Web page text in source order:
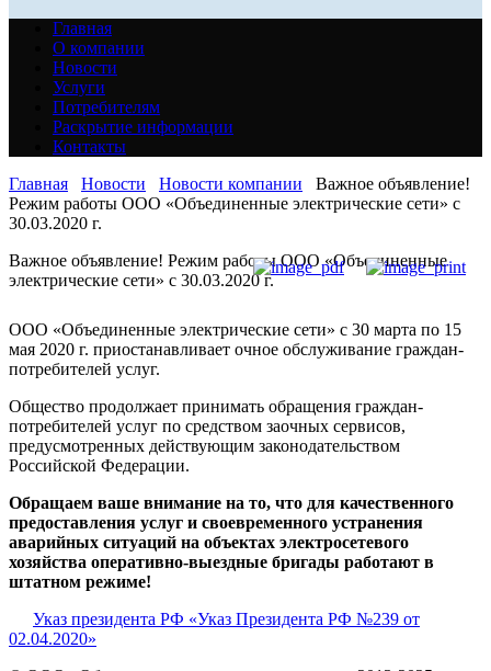
Главная
О компании
Новости
Услуги
Потребителям
Раскрытие информации
Контакты
Главная
Новости Новости компании
Важное объявление!
Режим работы ООО «Объединенные электрические сети» с
30.03.2020 г.
Важное объявление! Режим работы ООО «Объединенные
электрические сети» с 30.03.2020 г.
ООО «Объединенные электрические сети» с 30 марта по 15
мая 2020 г. приостанавливает очное обслуживание граждан-
потребителей услуг.
Общество продолжает принимать обращения граждан-
потребителей услуг по средством заочных сервисов,
предусмотренных действующим законодательством
Российской Федерации.
Обращаем ваше внимание на то, что для качественного
предоставления услуг и своевременного устранения
аварийных ситуаций на объектах электросетевого
хозяйства оперативно-выездные бригады работают в
штатном режиме!
Указ президента РФ «Указ Президента РФ №239 от
02.04.2020»